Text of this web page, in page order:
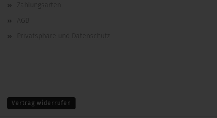
Zahlungsarten
AGB
Privatsphäre und Datenschutz
Vertrag widerrufen